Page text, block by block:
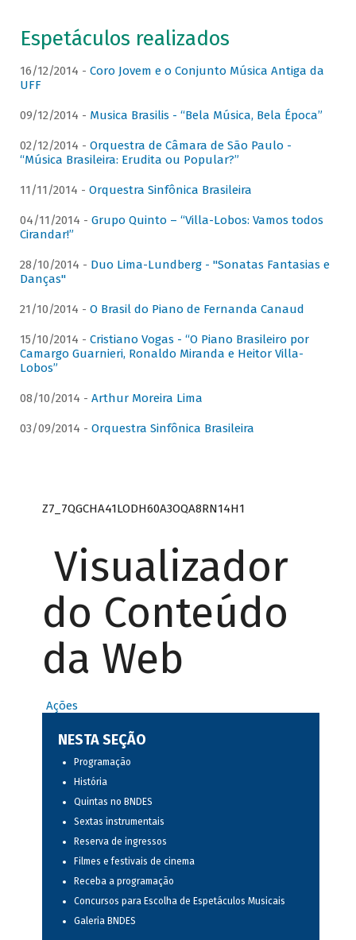
Espetáculos realizados
16/12/2014 - Coro Jovem e o Conjunto Música Antiga da
UFF
09/12/2014 - Musica Brasilis - “Bela Música, Bela Época”
02/12/2014 - Orquestra de Câmara de São Paulo -
“Música Brasileira: Erudita ou Popular?”
11/11/2014 - Orquestra Sinfônica Brasileira
04/11/2014 - Grupo Quinto – “Villa-Lobos: Vamos todos
Cirandar!”
28/10/2014 - Duo Lima-Lundberg - "Sonatas Fantasias e
Danças"
21/10/2014 - O Brasil do Piano de Fernanda Canaud
15/10/2014 - Cristiano Vogas - “O Piano Brasileiro por
Camargo Guarnieri, Ronaldo Miranda e Heitor Villa-
Lobos”
08/10/2014 - Arthur Moreira Lima
03/09/2014 - Orquestra Sinfônica Brasileira
Z7_7QGCHA41LODH60A3OQA8RN14H1
Visualizador
do Conteúdo
da Web
Ações
NESTA SEÇÃO
Programação
História
Quintas no BNDES
Sextas instrumentais
Reserva de ingressos
Filmes e festivais de cinema
Receba a programação
Concursos para Escolha de Espetáculos Musicais
Galeria BNDES